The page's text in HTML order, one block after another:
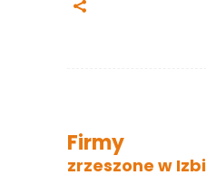
Firmy
zrzeszone w